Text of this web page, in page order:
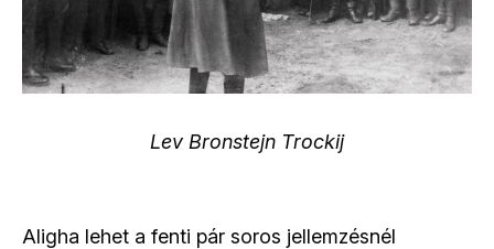
Lev Bronstejn Trockij
Aligha lehet a fenti pár soros jellemzésnél